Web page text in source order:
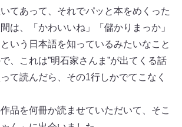
いてあって、それでパッと本をめくった
は、「かわいいね」「儲かりまっか」
という日本語を知っているみたいなこと
、これは”明石家さんま”が出てくる話
て読んだら、その1行しかでてこなく
品を何冊か読ませていただいて、そこ